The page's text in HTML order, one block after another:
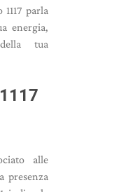
parla
energia,
tua
alle
presenza